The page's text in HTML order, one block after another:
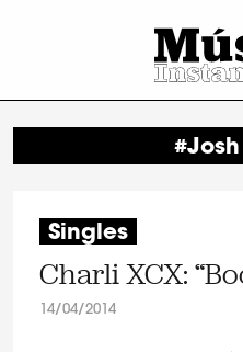
Singles
Charli XCX:
14/04/2014